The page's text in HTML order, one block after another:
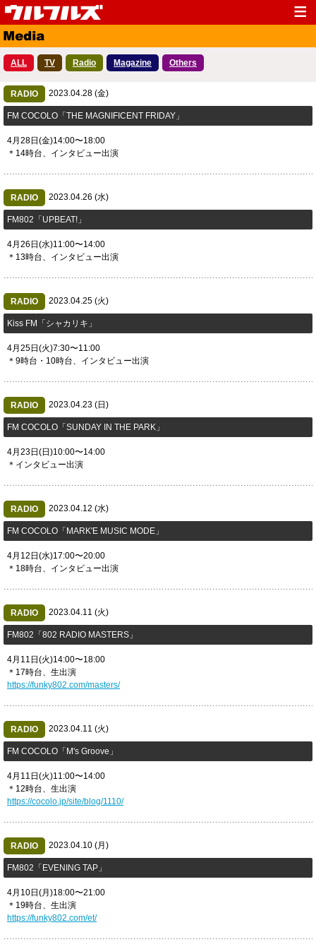
Top
Media Live
Profile
Fanclub Goods
Contact
ALL TV Radio Magazine Others
RADIO 2023.04.28 (金)
FM COCOLO「THE MAGNIFICENT FRIDAY」
4月28日(金)14:00〜18:00
＊14時台、インタビュー出演
RADIO 2023.04.26 (水)
​FM802「UPBEAT!」
4月26日(水)11:00〜14:00
＊13時台、インタビュー出演
RADIO 2023.04.25 (火)
​Kiss FM「シャカリキ」
4月25日(火)7:30〜11:00
＊9時台・10時台、インタビュー出演
RADIO 2023.04.23 (日)
​FM COCOLO「SUNDAY IN THE PARK」
4月23日(日)10:00〜14:00
＊インタビュー出演
RADIO 2023.04.12 (水)
​FM COCOLO「MARK'E MUSIC MODE」
4月12日(水)17:00〜20:00
＊18時台、インタビュー出演
RADIO 2023.04.11 (火)
​FM802「802 RADIO MASTERS」
4月11日(火)14:00〜18:00
＊17時台、生出演
https://funky802.com/masters/
RADIO 2023.04.11 (火)
​FM COCOLO「M's Groove」
4月11日(火)11:00〜14:00
＊12時台、生出演
https://cocolo.jp/site/blog/1110/
RADIO 2023.04.10 (月)
​FM802「EVENING TAP」
4月10日(月)18:00〜21:00
＊19時台、生出演
https://funky802.com/et/